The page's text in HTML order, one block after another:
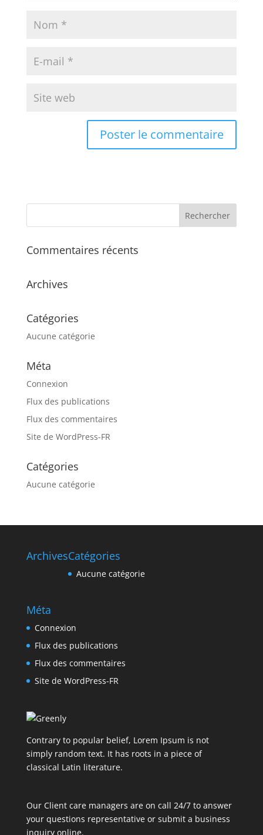
Commentaires récents
Archives
Catégories
Aucune catégorie
Méta
Connexion
Flux des publications
Flux des commentaires
Site de WordPress-FR
Catégories
Aucune catégorie
ArchivesCatégories
Aucune catégorie
Méta
Connexion
Flux des publications
Flux des commentaires
Site de WordPress-FR
Contrary to popular belief, Lorem Ipsum is not
simply random text. It has roots in a piece of
classical Latin literature.
Our Client care managers are on call 24/7 to answer
your questions representative or submit a business
inquiry online.